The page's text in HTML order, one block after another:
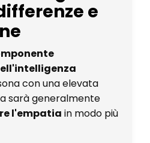
e
con una elevata
sarà generalmente
l'empatia in modo più